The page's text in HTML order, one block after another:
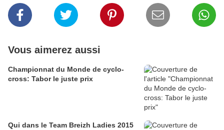
Vous aimerez aussi
Championnat du Monde de cyclo-
cross: Tabor le juste prix
Qui dans le Team Breizh Ladies 2015